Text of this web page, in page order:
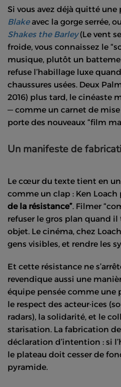
Si vous avez déjà quitté
Blakeavec la gorge serrée,
Shakes the Barley(Le vent
froide, vous connaissez le
musique, plutôt un
refuse l’habillage luxe
chaussures usées. Deux
2016) plus tard, le cinéaste
— comme un carnet de mise
porte des nouveaux “film
Un manifeste de
Le cœur du texte tient en
comme un clap : Ken Loach
de la résistance”. Filmer
refuser le gros plan quand
objet. Le cinéma, chez
gens visibles, et rendre les
Et cette résistance ne
revendique aussi une
équipe pensée comme une
le respect des acteur·ices
radars), la solidarité, et le
starisation. La fabrication
déclaration d’intention : si
le plateau doit cesser de
pyramide.